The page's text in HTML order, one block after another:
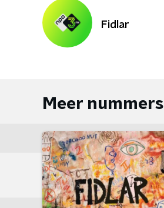
Fidlar
Meer nummers